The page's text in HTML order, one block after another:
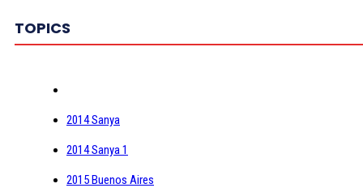
TOPICS
2014 Sanya
2014 Sanya 1
2015 Buenos Aires